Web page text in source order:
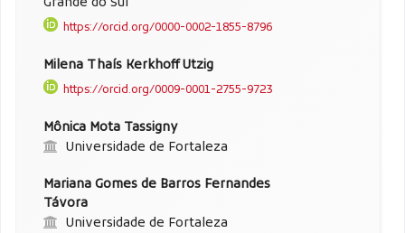
https://orcid.org/0000-0002-1855-8796
Milena Thaís Kerkhoff Utzig
https://orcid.org/0009-0001-2755-9723
Mônica Mota Tassigny
Universidade de Fortaleza
Mariana Gomes de Barros Fernandes
Távora
Universidade de Fortaleza